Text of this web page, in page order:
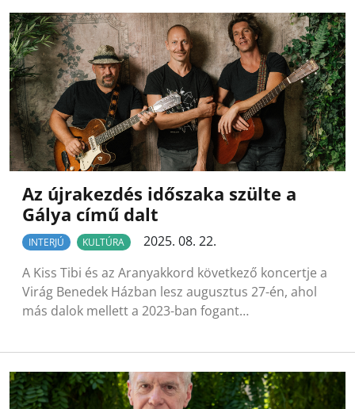
Az újrakezdés időszaka szülte a
Gálya című dalt
INTERJÚ KULTÚRA
2025. 08. 22.
A Kiss Tibi és az Aranyakkord következő koncertje a
Virág Benedek Házban lesz augusztus 27-én, ahol
más dalok mellett a 2023-ban fogant…